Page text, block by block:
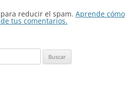
reducir el spam. Aprende cómo
tus comentarios.